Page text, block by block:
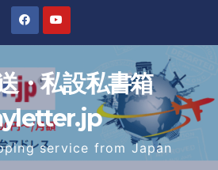
・私設私書箱
service from Japan